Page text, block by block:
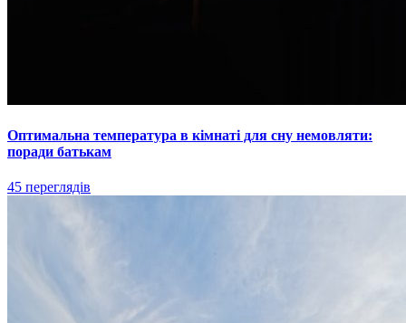
Оптимальна температура в кімнаті для сну немовляти:
поради батькам
45 переглядів